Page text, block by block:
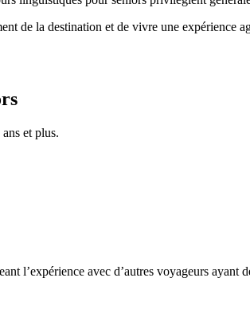
de la destination et de vivre une expérience
et plus.
l’expérience avec d’autres voyageurs ayant